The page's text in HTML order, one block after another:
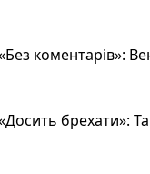
коментарів»:
брехати»: